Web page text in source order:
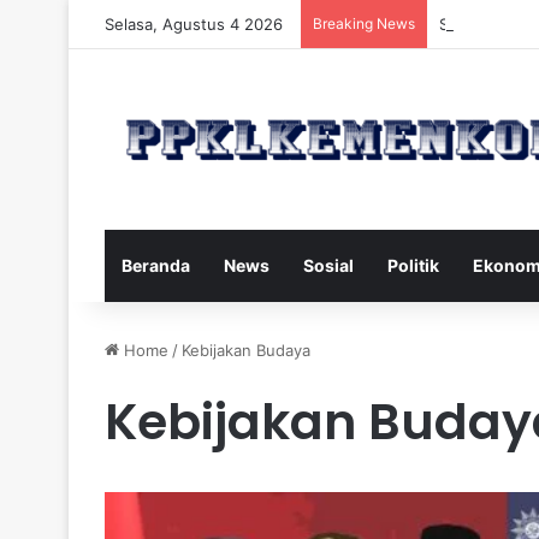
Selasa, Agustus 4 2026 Breaking News Strategi
Beranda News Sosial Politik
Home / Kebijakan Budaya
Kebijakan